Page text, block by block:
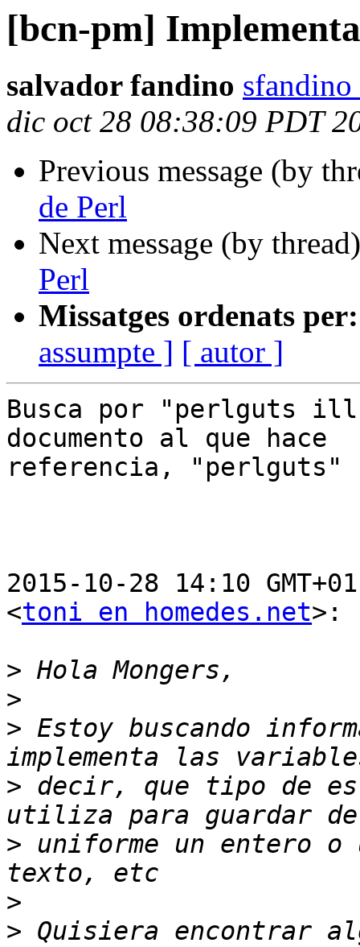
[bcn-pm]
salvador fandino
dic oct 28 08:38:09 PDT
Previous message (by
de Perl
Next message (by
Perl
Missatges ordenats per:
assumpte ] [ autor ]
Busca por "perlguts
documento al que hace
referencia, "perlguts"
2015-10-28 14:10
<toni en homedes.net>:
>
>
> Estoy buscando
> decir, que tipo de
> uniforme un entero o
>
> Quisiera encontrar